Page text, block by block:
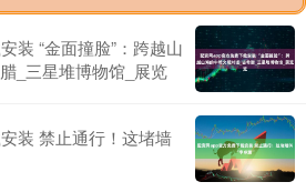
装 “金面撞脸”：跨越山
_三星堆博物馆_展览
装 禁止通行！这堵墙